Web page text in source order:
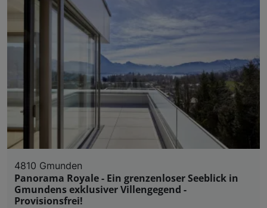
4810 Gmunden
Panorama Royale - Ein grenzenloser Seeblick in
Gmundens exklusiver Villengegend -
Provisionsfrei!